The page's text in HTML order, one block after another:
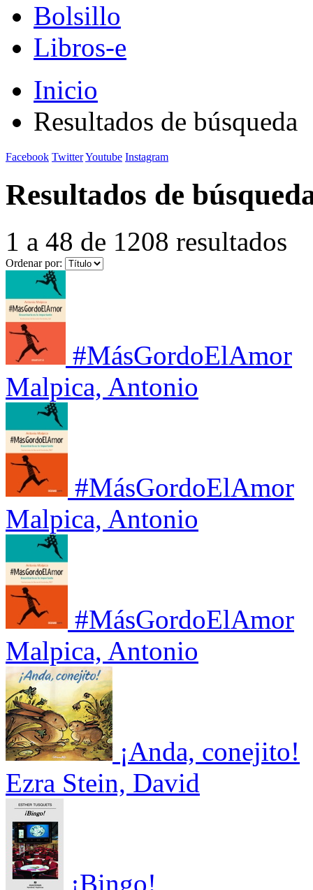
Bolsillo
Libros-e
Inicio
Resultados de búsqueda
Facebook TwitterYoutube Instagram
Resultados de
1 a 48 de 1208 resultados
Ordenar por:
#MásGordoElAmor
Malpica, Antonio
#MásGordoElAmor
Malpica, Antonio
#MásGordoElAmor
Malpica, Antonio
¡Anda, conejito!
Ezra Stein, David
¡Bingo!